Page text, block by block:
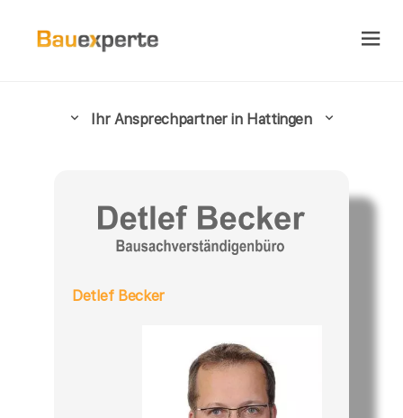
Ihr Ansprechpartner in Hattingen
Detlef Becker